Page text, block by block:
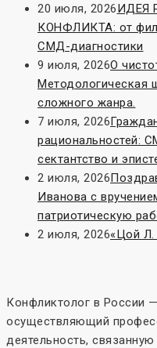
20 июля, 2026ИДЕЯ
КОНФЛИКТА: от
СМД-диагностики
9 июля, 2026О
Методологическая
сложного жанра.
7 июля, 2026
рациональностей:
сектантство и
2 июля, 2026
Иванова с
патриотическую
2 июля, 2026«Цой Л.
Конфликтолог в России
осуществляющий
деятельность,